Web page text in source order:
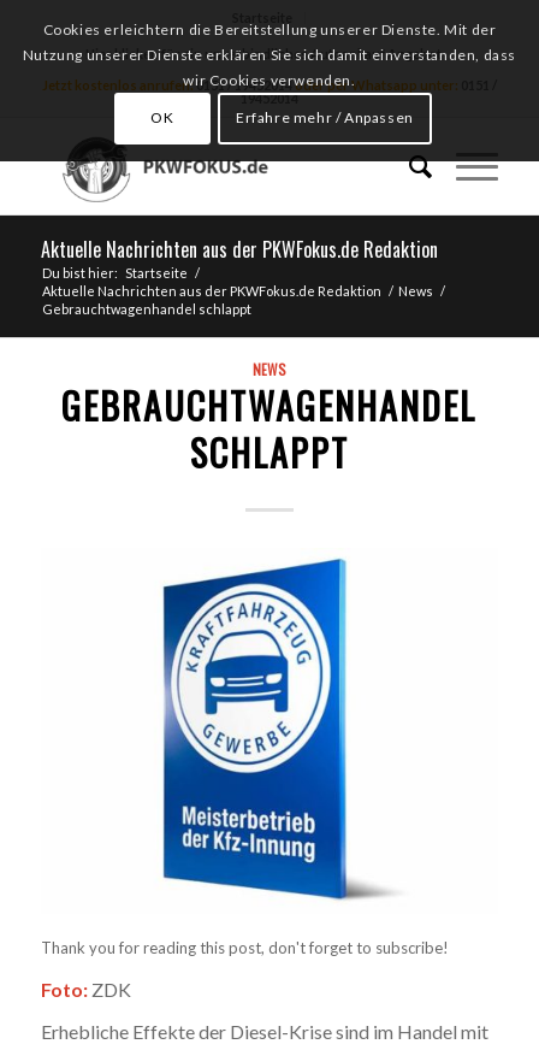
Hier klicken für ein unverbindliches Autoankauf Angebot
Jetzt kostenlos anrufen:0151 / 19452014oder per Whatsapp unter:
19452014
Aktuelle Nachrichten aus der PKWFokus.de Redaktion
Du bist hier: Startseite /
Aktuelle Nachrichten aus der PKWFokus.de Redaktion / News /
Gebrauchtwagenhandel schlappt
NEWS
GEBRAUCHTWAGENHANDEL
SCHLAPPT
Thank you for reading this post, don't forget to subscribe!
Foto:ZDK
Erhebliche Effekte der Diesel-Krise sind im Handel mit
Cookies erleichtern die Bereitstellung unserer Dienste. Mit der
Nutzung unserer Dienste erklären Sie sich damit einverstanden, dass
wir Cookies verwenden.
OK Erfahre mehr / Anpassen